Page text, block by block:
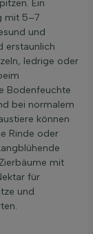
Ein
mit 5–7
und
erstaunlich
ledrige oder
Bodenfeuchte
bei normalem
können
Rinde oder
mit
für
und